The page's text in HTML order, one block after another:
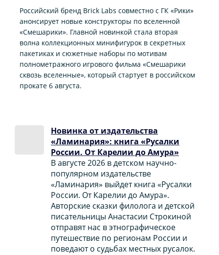
Российский бренд Brick Labs совместно с ГК «Рики»
анонсирует новые конструкторы по вселенной
«Смешарики». Главной новинкой стала вторая
волна коллекционных минифигурок в секретных
пакетиках и сюжетные наборы по мотивам
полнометражного игрового фильма «Смешарики
сквозь вселенные», который стартует в российском
прокате 6 августа.
Новинка от издательства
«Ламинария»: книга «Русалки
России. От Карелии до Амура»
В августе 2026 в детском научно-
популярном издательстве
«Ламинария» выйдет книга «Русалки
России. От Карелии до Амура».
Авторские сказки филолога и детской
писательницы Анастасии Строкиной
отправят нас в этнографическое
путешествие по регионам России и
поведают о судьбах местных русалок.